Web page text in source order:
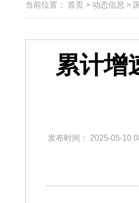
当前位置： 首页 > 动态信息 >
累计
发布时间： 2025-05-10